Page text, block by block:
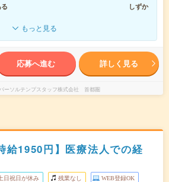
しずか
もっと見る
応募へ進む 詳しく見る
ーソルテンプスタッフ株式会社 首都圏
給1950円】医療法人での経
日祝日が休み 残業なし WEB登録OK